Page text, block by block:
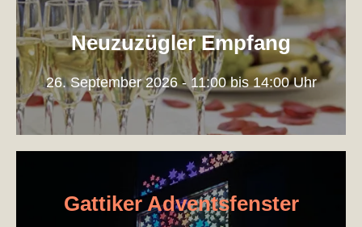
Neuzuzügler Empfang
26. September 2026 - 11:00 bis 14:00 Uhr
Gattiker Adventsfenster